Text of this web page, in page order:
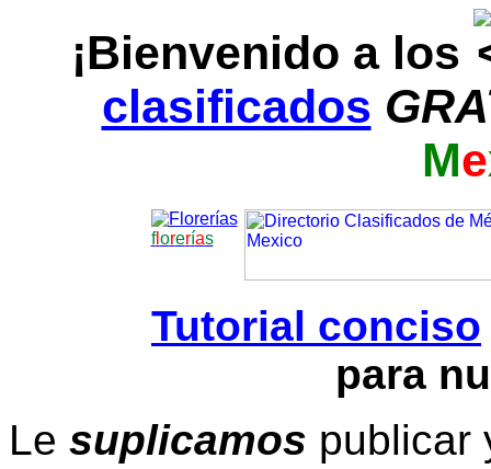
¡Bienvenido a los
clasificados
Me
florerías
Tutorial conciso
para
Le suplicamos publicar